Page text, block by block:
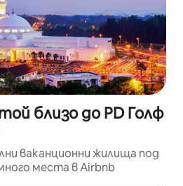
близо до PD Голф
ваканционни жилища под
места в Airbnb